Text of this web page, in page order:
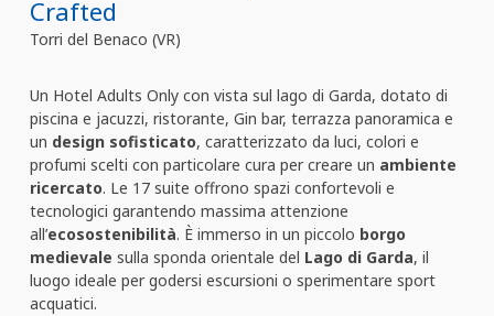
Crafted
Torri del Benaco (VR)
Un Hotel Adults Only con vista sul lago di Garda, dotato di
piscina e jacuzzi, ristorante, Gin bar, terrazza panoramica e
un design sofisticato, caratterizzato da luci, colori e
profumi scelti con particolare cura per creare un ambiente
ricercato. Le 17 suite offrono spazi confortevoli e
tecnologici garantendo massima attenzione
all’ecosostenibilità. È immerso in un piccolo borgo
medievale sulla sponda orientale del Lago di Garda, il
luogo ideale per godersi escursioni o sperimentare sport
acquatici.